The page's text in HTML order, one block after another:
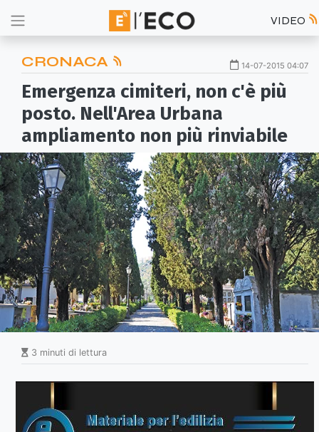
VIDEO
CRONACA 14-07-2015 04:07
Emergenza cimiteri, non c'è più
posto. Nell'Area Urbana
ampliamento non più rinviabile
3 minuti di lettura